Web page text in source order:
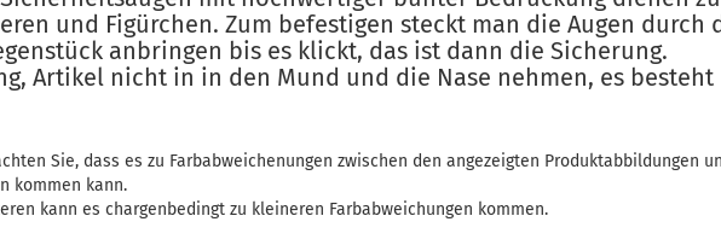
und Figürchen. Zum befestigen steckt man die Augen durch
anbringen bis es klickt, das ist dann die Sicherung.
Artikel nicht in in den Mund und die Nase nehmen, es besteht
Sie, dass es zu Farbabweichenungen zwischen den angezeigten Produktabbildungen
kommen kann.
kann es chargenbedingt zu kleineren Farbabweichungen kommen.